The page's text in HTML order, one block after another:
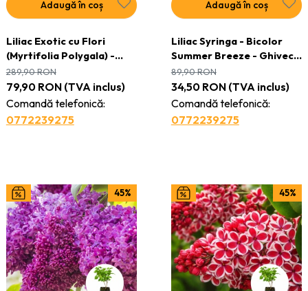
Adaugă în coș
Liliac Exotic cu Flori
(Myrtifolia Polygala) -
Ghiveci 2L - H 50 - 60 cm
79,90 RON(TVA inclus)
Comandă telefonică:
0772239275
289,90RON
Adaugă în coș
Liliac Syringa - Bicolor
Summer Breeze - Ghiveci
P9
34,50 RON(TVA inclus)
Comandă telefonică:
0772239275
89,90RON
45% 45%